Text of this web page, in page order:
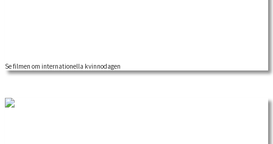
I januari 2019 hade vi besök av studentreportrarna Joel Levonen och Harald
Se filmen om internationella kvinnodagen